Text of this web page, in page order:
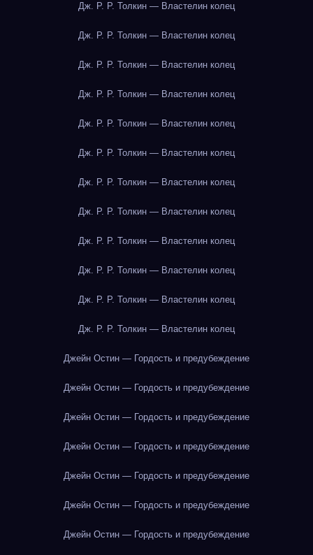
Дж. Р. Р. Толкин — Властелин колец
Дж. Р. Р. Толкин — Властелин колец
Дж. Р. Р. Толкин — Властелин колец
Дж. Р. Р. Толкин — Властелин колец
Дж. Р. Р. Толкин — Властелин колец
Дж. Р. Р. Толкин — Властелин колец
Дж. Р. Р. Толкин — Властелин колец
Дж. Р. Р. Толкин — Властелин колец
Дж. Р. Р. Толкин — Властелин колец
Дж. Р. Р. Толкин — Властелин колец
Дж. Р. Р. Толкин — Властелин колец
Дж. Р. Р. Толкин — Властелин колец
Джейн Остин — Гордость и предубеждение
Джейн Остин — Гордость и предубеждение
Джейн Остин — Гордость и предубеждение
Джейн Остин — Гордость и предубеждение
Джейн Остин — Гордость и предубеждение
Джейн Остин — Гордость и предубеждение
Джейн Остин — Гордость и предубеждение